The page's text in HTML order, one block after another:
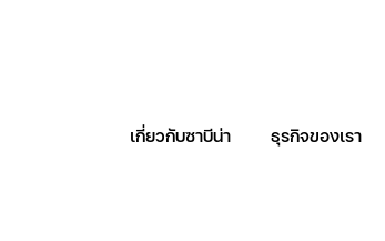
เกี่ยวกับซาบีน่า ธุรกิจของเรา